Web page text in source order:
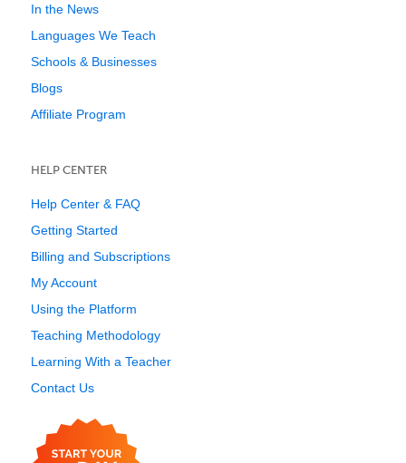
In the News
Languages We Teach
Schools & Businesses
Blogs
Affiliate Program
HELP CENTER
Help Center & FAQ
Getting Started
Billing and Subscriptions
My Account
Using the Platform
Teaching Methodology
Learning With a Teacher
Contact Us